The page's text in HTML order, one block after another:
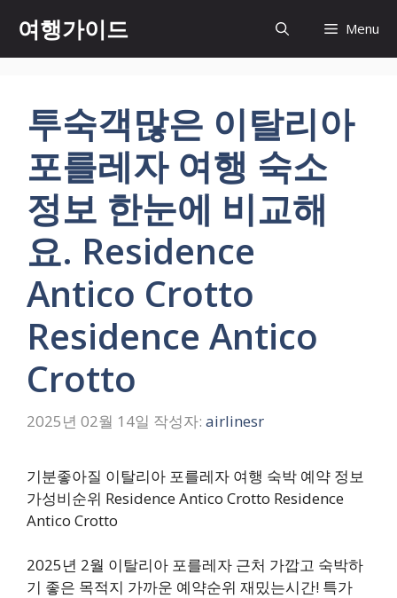
츠
여행가이드 Menu
투숙객많은 이탈리아
포를레자 여행 숙소
정보 한눈에 비교해
요. Residence
Antico Crotto
Residence Antico
Crotto
2025년 02월 14일 작성자: airlinesr
기분좋아질 이탈리아 포를레자 여행 숙박 예약 정보
가성비순위 Residence Antico Crotto Residence
Antico Crotto
2025년 2월 이탈리아 포를레자 근처 가깝고 숙박하
기 좋은 목적지 가까운 예약순위 재밌는시간! 특가